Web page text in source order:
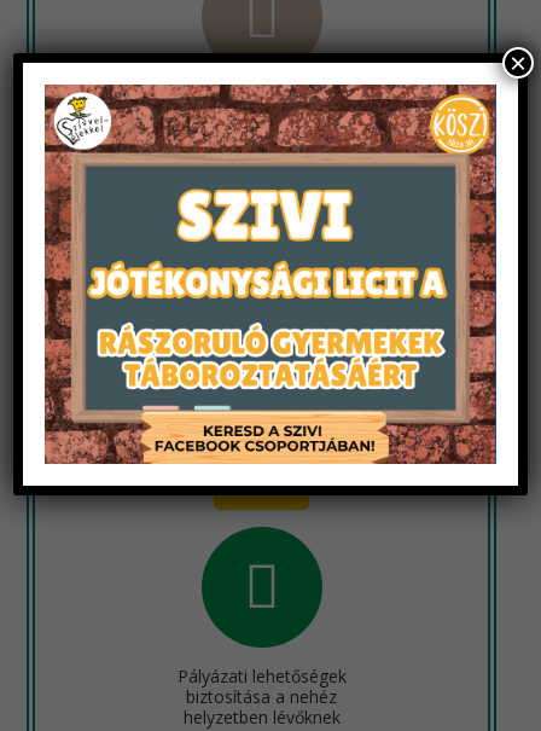
Önkéntesek
felkészítése és
továbbképzése
Tovább
Ifjúságivezető-képző
táborok
szervezése
Tovább
Pályázati lehetőségek
biztosítása a nehéz
helyzetben lévőknek
×